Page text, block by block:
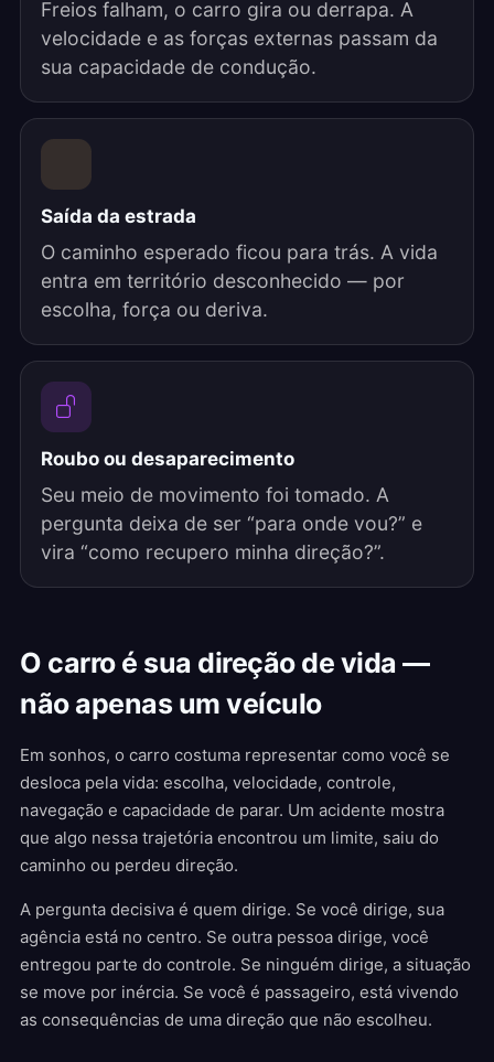
Freios falham, o carro gira ou derrapa. A
velocidade e as forças externas passam da
sua capacidade de condução.
Saída da estrada
O caminho esperado ficou para trás. A vida
entra em território desconhecido — por
escolha, força ou deriva.
Roubo ou desaparecimento
Seu meio de movimento foi tomado. A
pergunta deixa de ser “para onde vou?” e
vira “como recupero minha direção?”.
O carro é sua direção de vida —
não apenas um veículo
Em sonhos, o carro costuma representar como você se
desloca pela vida: escolha, velocidade, controle,
navegação e capacidade de parar. Um acidente mostra
que algo nessa trajetória encontrou um limite, saiu do
caminho ou perdeu direção.
A pergunta decisiva é quem dirige. Se você dirige, sua
agência está no centro. Se outra pessoa dirige, você
entregou parte do controle. Se ninguém dirige, a situação
se move por inércia. Se você é passageiro, está vivendo
as consequências de uma direção que não escolheu.